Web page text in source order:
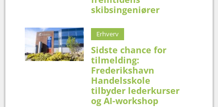
skibsingeniører
Erhverv
Sidste chance for
tilmelding:
Frederikshavn
Handelsskole
tilbyder lederkurser
og AI-workshop